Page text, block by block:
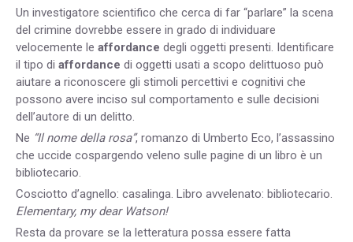
Un investigatore scientifico che cerca di far “parlare” la scena
del crimine dovrebbe essere in grado di individuare
velocemente le affordance degli oggetti presenti. Identificare
il tipo di affordance di oggetti usati a scopo delittuoso può
aiutare a riconoscere gli stimoli percettivi e cognitivi che
possono avere inciso sul comportamento e sulle decisioni
dell’autore di un delitto.
Ne “Il nome della rosa”, romanzo di Umberto Eco, l’assassino
che uccide cospargendo veleno sulle pagine di un libro è un
bibliotecario.
Cosciotto d’agnello: casalinga. Libro avvelenato: bibliotecario.
Elementary, my dear Watson!
Resta da provare se la letteratura possa essere fatta